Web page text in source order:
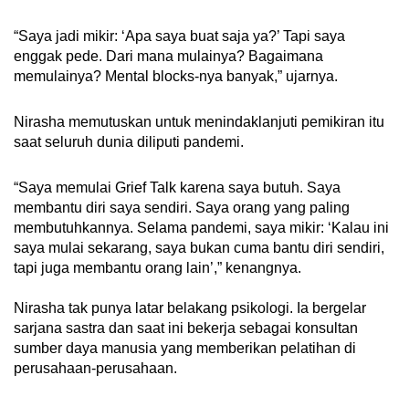
“Saya jadi mikir: ‘Apa saya buat saja ya?’ Tapi saya
enggak pede. Dari mana mulainya? Bagaimana
memulainya? Mental blocks-nya banyak,” ujarnya.
Nirasha memutuskan untuk menindaklanjuti pemikiran itu
saat seluruh dunia diliputi pandemi.
“Saya memulai Grief Talk karena saya butuh. Saya
membantu diri saya sendiri. Saya orang yang paling
membutuhkannya. Selama pandemi, saya mikir: ‘Kalau ini
saya mulai sekarang, saya bukan cuma bantu diri sendiri,
tapi juga membantu orang lain’,” kenangnya.
Nirasha tak punya latar belakang psikologi. Ia bergelar
sarjana sastra dan saat ini bekerja sebagai konsultan
sumber daya manusia yang memberikan pelatihan di
perusahaan-perusahaan.